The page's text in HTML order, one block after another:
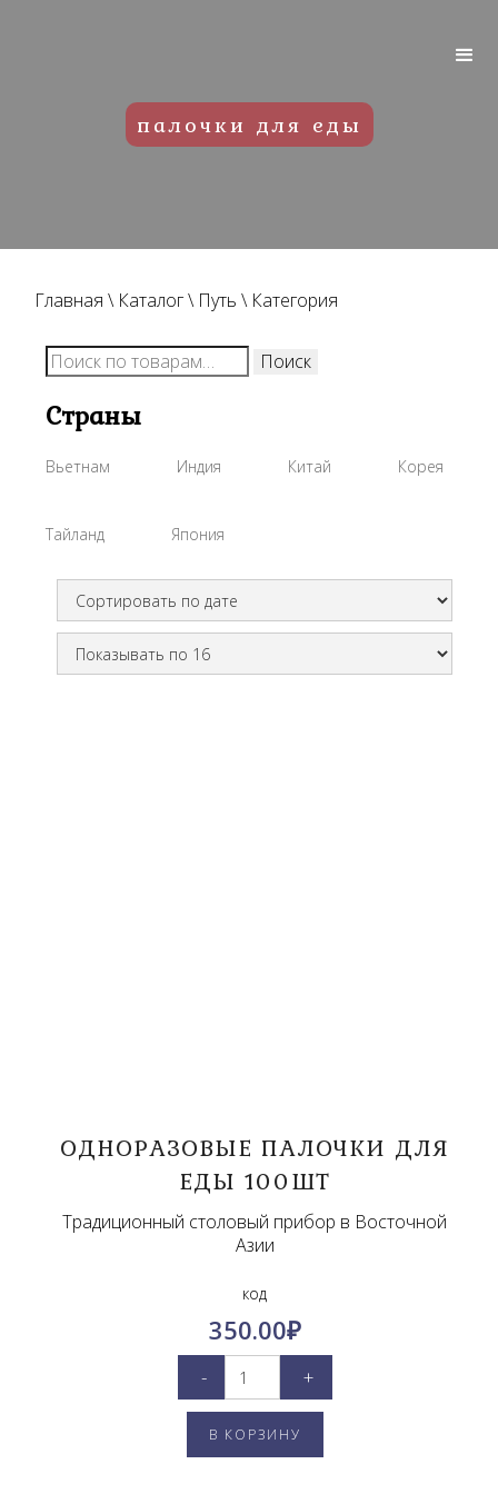
палочки для еды
Главная \ Каталог\ Путь \ Категория
Искать: Поиск
Страны
Вьетнам Индия Китай Корея
Тайланд Япония
ОДНОРАЗОВЫЕ ПАЛОЧКИ ДЛЯ
ЕДЫ 100ШТ
Традиционный столовый прибор в Восточной
Азии
код
350.00₽
- +